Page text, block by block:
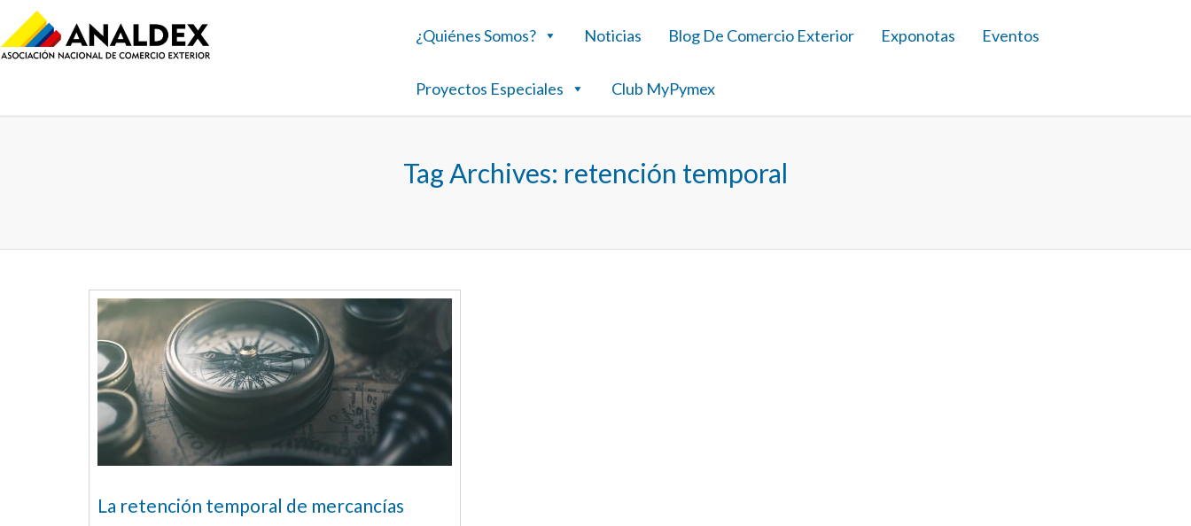
¿Quiénes Somos? Noticias Blog De Comercio Exterior Exponotas Eventos
Proyectos Especiales Club MyPymex
Tag Archives: retención temporal
La retención temporal de mercancías